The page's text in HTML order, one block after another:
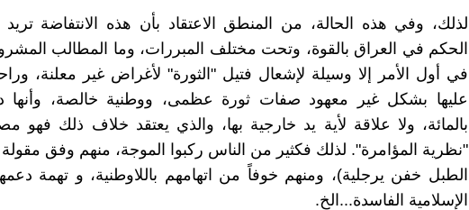
لذلك، وفي هذه الحالة، من المنطق الاعتقاد بأن هذه الانتفاضة تريد
الحكم في العراق بالقوة، وتحت مختلف المبررات، وما المطالب
في أول الأمر إلا وسيلة لإشعال فتيل "الثورة" لأغراض غير معلنة،
عليها بشكل غير معهود صفات ثورة عظمى، ووطنية خالصة، وأنها
بالمائة، ولا علاقة لأية يد خارجية بها، والذي يعتقد خلاف ذلك
"نظرية المؤامرة". لذلك فكثير من الناس ركبوا الموجة، منهم وفق
الطبل خفن يرجلية)، ومنهم خوفاً من اتهامهم باللاوطنية، و تهمة
الإسلامية الفاسدة...الخ.